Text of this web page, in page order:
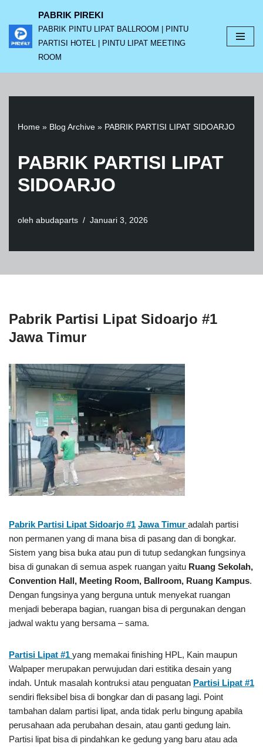
Lompat
ke
PABRIK PIREKI
PABRIK PINTU LIPAT BALLROOM | PINTU
PARTISI HOTEL | PINTU LIPAT MEETING
ROOM
Home » Blog Archive » PABRIK PARTISI LIPAT SIDOARJO
PABRIK PARTISI LIPAT
SIDOARJO
oleh abudaparts Januari 3, 2026
Pabrik Partisi Lipat Sidoarjo #1
Jawa Timur
Pabrik Partisi Lipat Sidoarjo #1 Jawa Timur adalah partisi
non permanen yang di mana bisa di pasang dan di bongkar.
Sistem yang bisa buka atau pun di tutup sedangkan fungsinya
bisa di gunakan di semua aspek ruangan yaitu Ruang Sekolah,
Convention Hall, Meeting Room, Ballroom, Ruang Kampus.
Dengan fungsinya yang berguna untuk menyekat ruangan
menjadi beberapa bagian, ruangan bisa di pergunakan dengan
jadwal waktu yang bersama – sama.
Partisi Lipat #1 yang memakai finishing HPL, Kain maupun
Walpaper merupakan perwujudan dari estitika desain yang
indah. Untuk masalah kontruksi atau penguatan Partisi Lipat #1
sendiri fleksibel bisa di bongkar dan di pasang lagi. Point
tambahan dalam partisi lipat, anda tidak perlu bingung apabila
perusahaan ada perubahan desain, atau ganti gedung lain.
Partisi lipat bisa di pindahkan ke gedung yang baru atau ada